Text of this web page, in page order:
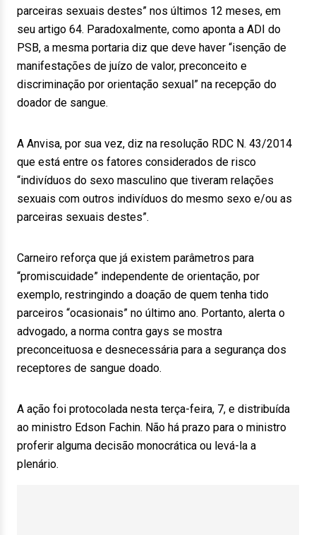
parceiras sexuais destes” nos últimos 12 meses, em
seu artigo 64. Paradoxalmente, como aponta a ADI do
PSB, a mesma portaria diz que deve haver “isenção de
manifestações de juízo de valor, preconceito e
discriminação por orientação sexual” na recepção do
doador de sangue.
A Anvisa, por sua vez, diz na resolução RDC N. 43/2014
que está entre os fatores considerados de risco
“indivíduos do sexo masculino que tiveram relações
sexuais com outros indivíduos do mesmo sexo e/ou as
parceiras sexuais destes”.
Carneiro reforça que já existem parâmetros para
“promiscuidade” independente de orientação, por
exemplo, restringindo a doação de quem tenha tido
parceiros “ocasionais” no último ano. Portanto, alerta o
advogado, a norma contra gays se mostra
preconceituosa e desnecessária para a segurança dos
receptores de sangue doado.
A ação foi protocolada nesta terça-feira, 7, e distribuída
ao ministro Edson Fachin. Não há prazo para o ministro
proferir alguma decisão monocrática ou levá-la a
plenário.